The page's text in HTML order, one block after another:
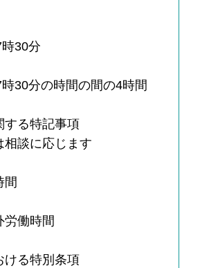
30分
30分の時間の間の4時間
する特記事項
相談に応じます
間
労働時間
ける特別条項